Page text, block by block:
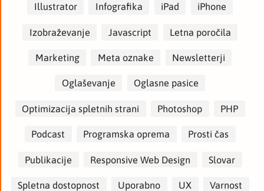
Illustrator Infografika iPad iPhone
Izobraževanje Javascript Letna poročila
Marketing Meta oznake Newsletterji
Oglaševanje Oglasne pasice
Optimizacija spletnih strani Photoshop PHP
Podcast Programska oprema Prosti čas
Publikacije Responsive Web Design Slovar
Spletna dostopnost Uporabno UX Varnost